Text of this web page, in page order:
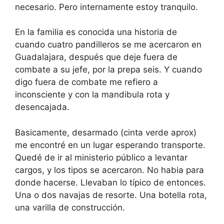
necesario. Pero internamente estoy tranquilo.
En la familia es conocida una historia de
cuando cuatro pandilleros se me acercaron en
Guadalajara, después que deje fuera de
combate a su jefe, por la prepa seis. Y cuando
digo fuera de combate me refiero a
inconsciente y con la mandibula rota y
desencajada.
Basicamente, desarmado (cinta verde aprox)
me encontré en un lugar esperando transporte.
Quedé de ir al ministerio público a levantar
cargos, y los tipos se acercaron. No habia para
donde hacerse. Llevaban lo típico de entonces.
Una o dos navajas de resorte. Una botella rota,
una varilla de construcción.